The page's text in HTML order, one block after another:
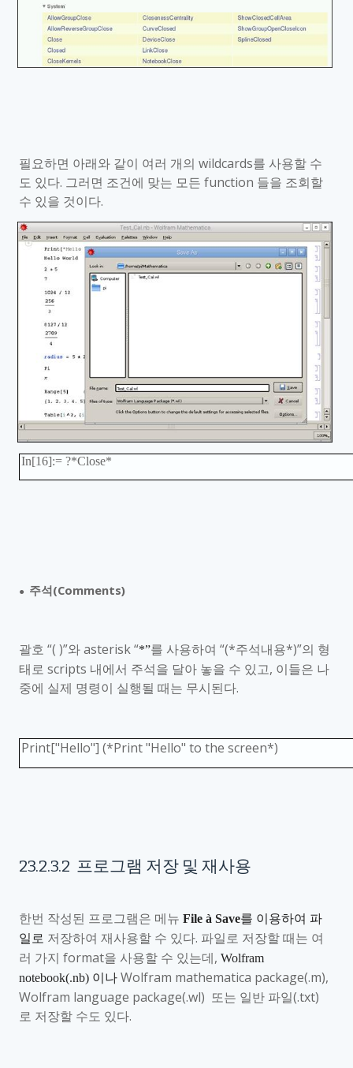
필요하면 아래와 같이 여러 개의 wildcards를 사용할 수
도 있다. 그러면 조건에 맞는 모든 function 들을 조회할
수 있을 것이다.
In[16]:= ?*Close*
● 주석(Comments)
괄호 “( )”와asterisk“*”를 사용하여 “(*주석내용*)”의 형
태로scripts 내에서 주석을 달아 놓을 수 있고, 이들은 나
중에 실제 명령이 실행될 때는 무시된다.
Print["Hello"] (*Print "Hello" to the screen*)
23.2.3.2 프로그램 저장 및 재사용
한번 작성된 프로그램은 메뉴Fileà Save를 이용하여 파
일로 저장하여 재사용할 수 있다. 파일로 저장할 때는 여
러 가지 format을 사용할 수 있는데, Wolfram
notebook(.nb) 이나 Wolfram mathematica package(.m),
Wolfram language package(.wl) 또는 일반 파일(.txt)
로 저장할 수도 있다.